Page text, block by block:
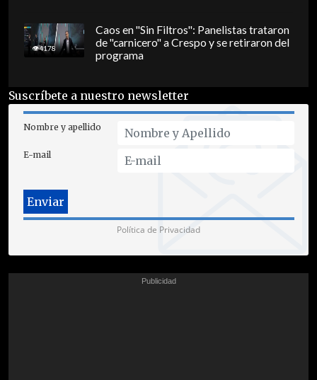
4178
Caos en "Sin Filtros": Panelistas trataron
de "carnicero" a Crespo y se retiraron del
programa
Suscríbete a nuestro newsletter
Nombre y apellido
E-mail
Política de Privacidad